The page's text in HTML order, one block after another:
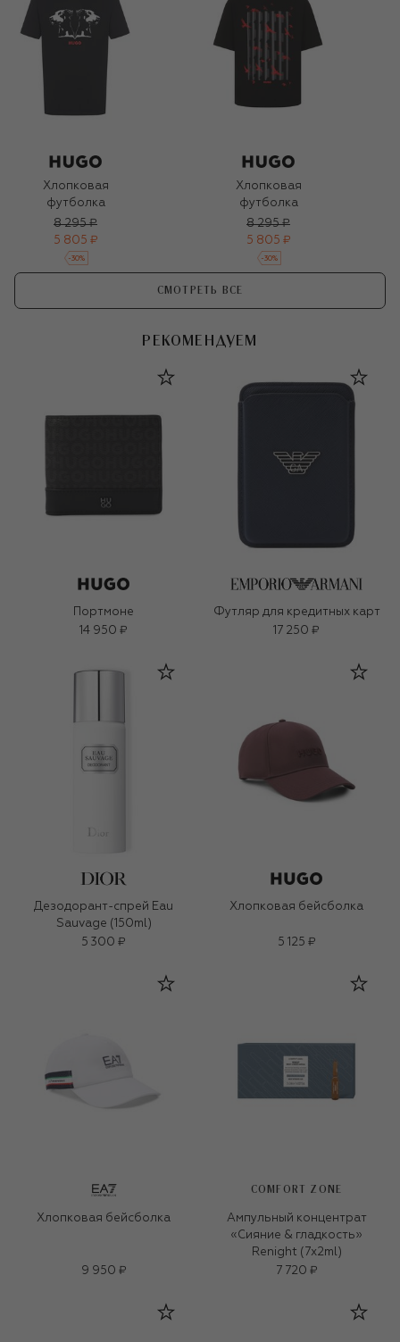
Хлопковая
футболка
8 295 ₽
5 805 ₽
-30%
Хлопковая
футболка
8 295 ₽
5 805 ₽
-30%
СМОТРЕТЬ ВСЕ
РЕКОМЕНДУЕМ
Портмоне
14 950 ₽
Футляр для кредитных карт
17 250 ₽
Дезодорант-спрей Eau
Sauvage (150ml)
5 300 ₽
Хлопковая бейсболка
5 125 ₽
Хлопковая бейсболка
9 950 ₽
COMFORT ZONE
Ампульный концентрат
«Сияние & гладкость»
Renight (7х2ml)
7 720 ₽